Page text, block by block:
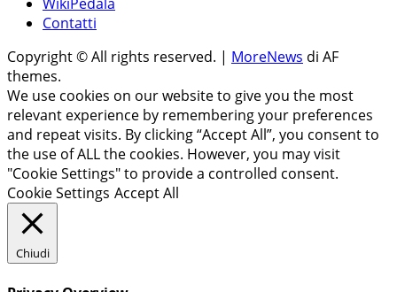
Contatti
Copyright © All rights reserved. | MoreNews di AF
themes.
We use cookies on our website to give you the most
relevant experience by remembering your preferences
and repeat visits. By clicking “Accept All”, you consent to
the use of ALL the cookies. However, you may visit
"Cookie Settings" to provide a controlled consent.
Cookie Settings Accept All
Chiudi